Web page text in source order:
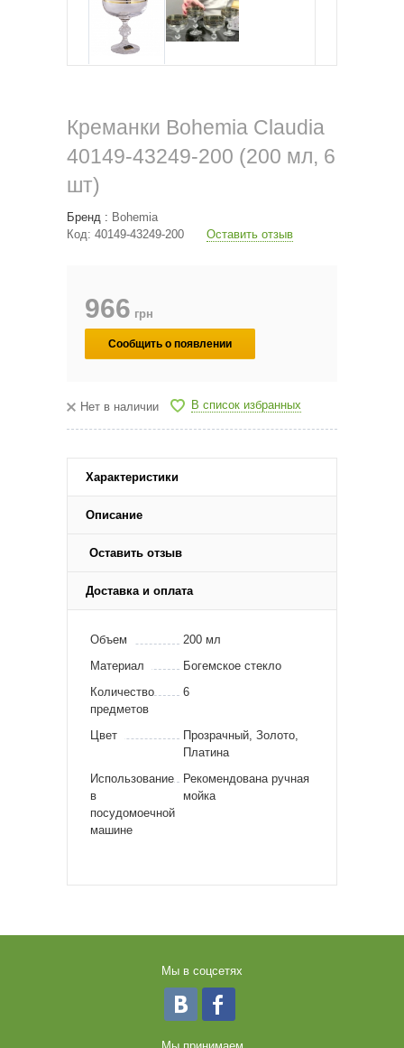
Креманки Bohemia Claudia
40149-43249-200 (200 мл, 6
шт)
Бренд : Bohemia
Код: 40149-43249-200 Оставить отзыв
966 грн
Сообщить о появлении
Нет в наличии В список избранных
Характеристики
Описание
Оставить отзыв
Доставка и оплата
Объем
200 мл
Материал
Богемское стекло
Количество
предметов
6
Цвет
Прозрачный, Золото,
Платина
Использование
в
посудомоечной
машине
Рекомендована ручная
мойка
Мы в соцсетях